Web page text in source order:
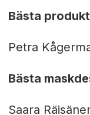
Bästa
Petra
Bästa
Saara